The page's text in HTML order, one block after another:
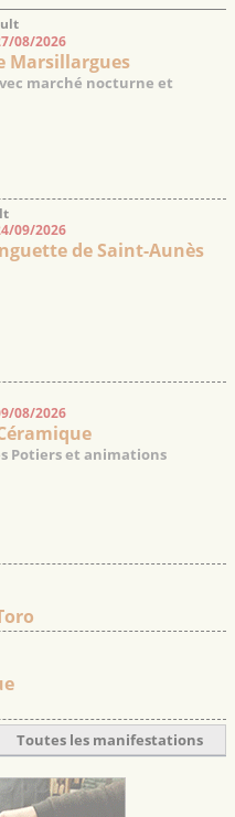
08/2026
Marsillargues
marché nocturne et
09/2026
de Saint-Aunès
08/2026
Potiers et animations
Toutes les manifestations